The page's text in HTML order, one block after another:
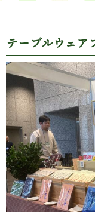
テーブルウェア